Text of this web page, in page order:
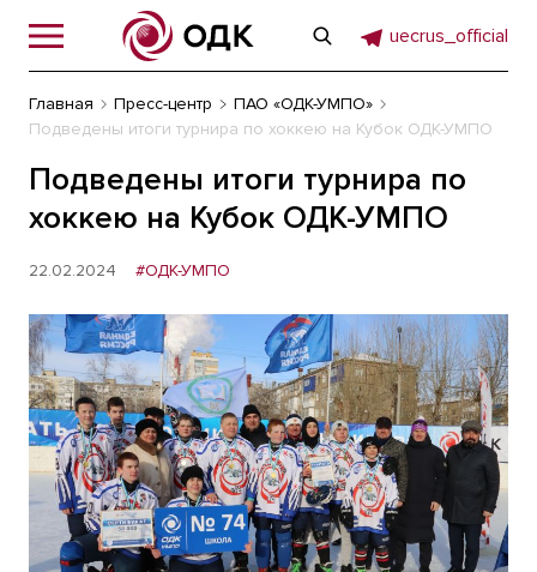
uecrus_official
Главная Пресс-центр
ПАО «ОДК-УМПО»
Подведены итоги турнира по хоккею на Кубок ОДК-УМПО
Подведены итоги турнира по
хоккею на Кубок ОДК-УМПО
22.02.2024 #ОДК-УМПО